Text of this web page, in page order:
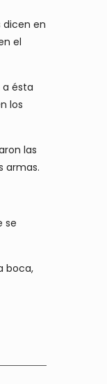
dicen en
el
ésta
los
las
armas.
se
boca,